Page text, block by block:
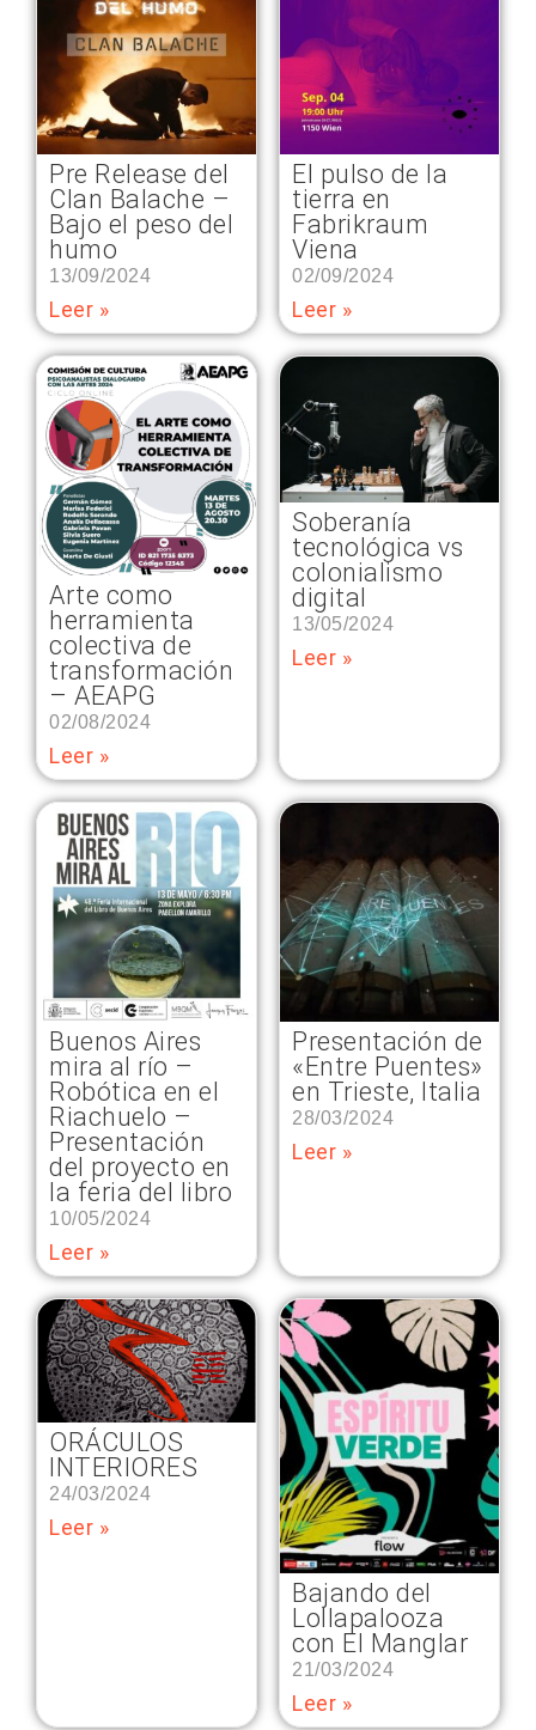
Pre Release del
Clan Balache –
Bajo el peso del
humo
13/09/2024
Leer »
El pulso de la
tierra en
Fabrikraum
Viena
02/09/2024
Leer »
Arte como
herramienta
colectiva de
transformación
– AEAPG
02/08/2024
Leer »
Soberanía
tecnológica vs
colonialismo
digital
13/05/2024
Leer »
Buenos Aires
mira al río –
Robótica en el
Riachuelo –
Presentación
del proyecto en
la feria del libro
10/05/2024
Leer »
Presentación de
«Entre Puentes»
en Trieste, Italia
28/03/2024
Leer »
ORÁCULOS
INTERIORES
24/03/2024
Leer »
Bajando del
Lollapalooza
con El Manglar
21/03/2024
Leer »